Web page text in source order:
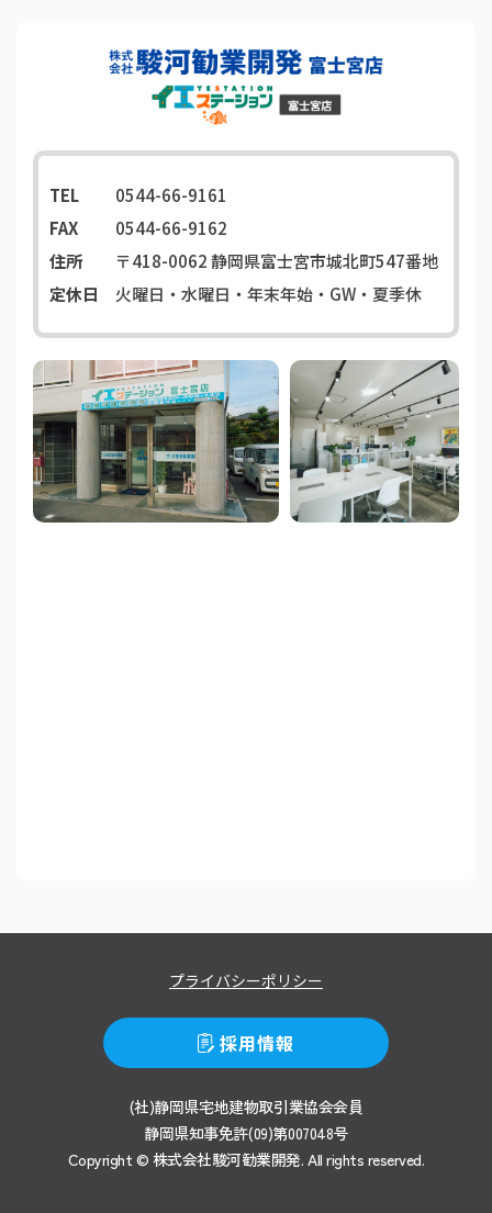
TEL
0544-66-9161
FAX
0544-66-9162
住所
〒418-0062静岡県富士宮市城北町547番地
定休日
火曜日・水曜日・年末年始・GW・夏季休
(社)静岡県宅地建物取引業協会会員
静岡県知事免許(09)第007048号
Copyright © 株式会社駿河勧業開発.All rights reserved.
プライバシーポリシー
採用情報